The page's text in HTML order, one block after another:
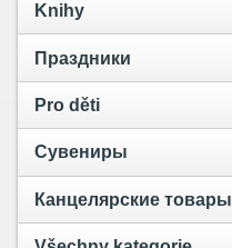
Knihy
Праздники
Pro děti
Сувениры
Канцелярские товары